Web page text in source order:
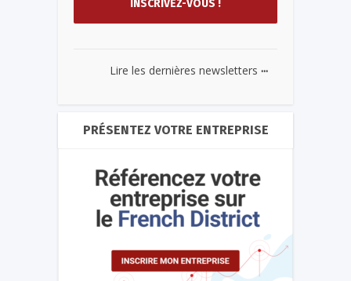
Lire les dernières newsletters ...
PRÉSENTEZ VOTRE ENTREPRISE